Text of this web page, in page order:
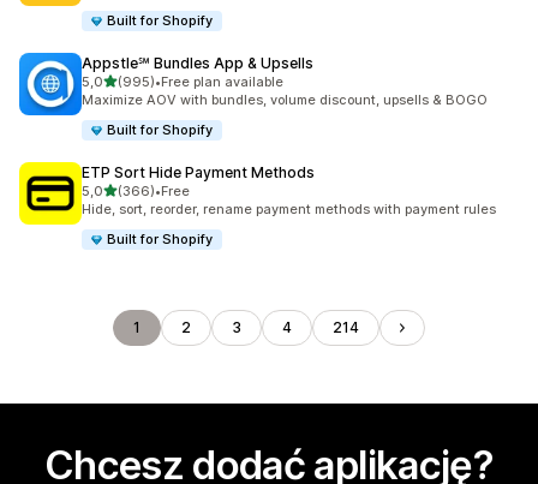
Built for Shopify
Appstle℠ Bundles App & Upsells
5,0na 5 gwiazdek
(995)
Łączna liczba recenzji: 995
•Free plan available
Maximize AOV with bundles, volume discount, upsells & BOGO
Built for Shopify
ETP Sort Hide Payment Methods
5,0na 5 gwiazdek
(366)
Łączna liczba recenzji: 366
•Free
Hide, sort, reorder, rename payment methods with payment rules
Built for Shopify
1 2 3 4 214
Chcesz dodać aplikację?